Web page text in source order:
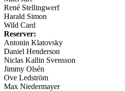
René Stellingwerf
Harald Simon
Wild Card
Reserver:
Antonin Klatovsky
Daniel Henderson
Niclas Kallin Svensson
Jimmy Olsén
Ove Ledström
Max Niedermayer